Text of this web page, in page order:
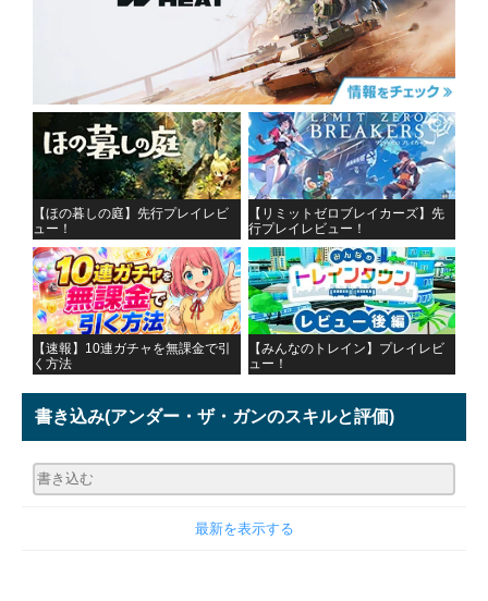
【ほの暮しの庭】先行プレイレビ
ュー！
【リミットゼロブレイカーズ】先
行プレイレビュー！
【速報】10連ガチャを無課金で引
く方法
【みんなのトレイン】プレイレビ
ュー！
書き込み(アンダー・ザ・ガンのスキルと評価)
最新を表示する